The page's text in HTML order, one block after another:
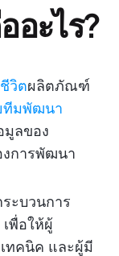
อะไร?
วิตผลิตภัณฑ์
ทีมพัฒนา
มูลของ
การพัฒนา
ะบวนการ
พื่อให้ผู้
ทคนิค และผู้มี